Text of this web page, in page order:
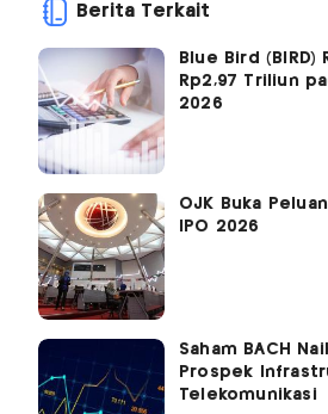
Berita Terkait
Blue Bird (BIRD)
Rp2,97 Triliun
2026
OJK Buka
IPO 2026
Saham BACH
Prospek
Telekomunikasi